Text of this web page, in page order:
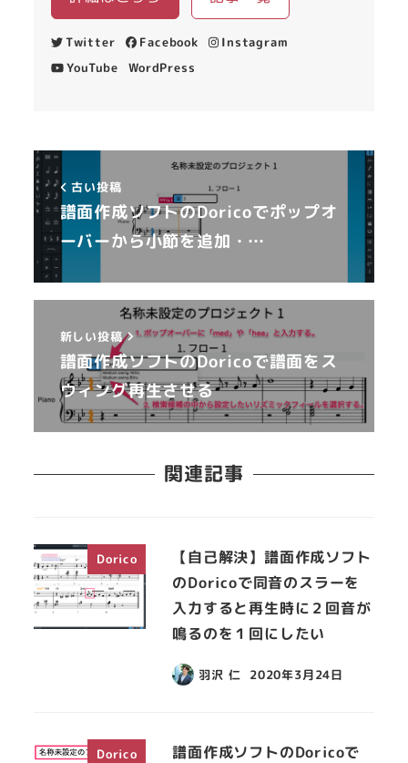
Twitter Facebook
Instagram
YouTube
WordPress
古い投稿
譜面作成ソフトのDoricoでポップオ
ーバーから小節を追加・…
新しい投稿
譜面作成ソフトのDoricoで譜面をス
ウィング再生させる
関連記事
Dorico
【自己解決】譜面作成ソフト
のDoricoで同音のスラーを
入力すると再生時に２回音が
鳴るのを１回にしたい
羽沢 仁 2020年3月24日
Dorico
譜面作成ソフトのDoricoで